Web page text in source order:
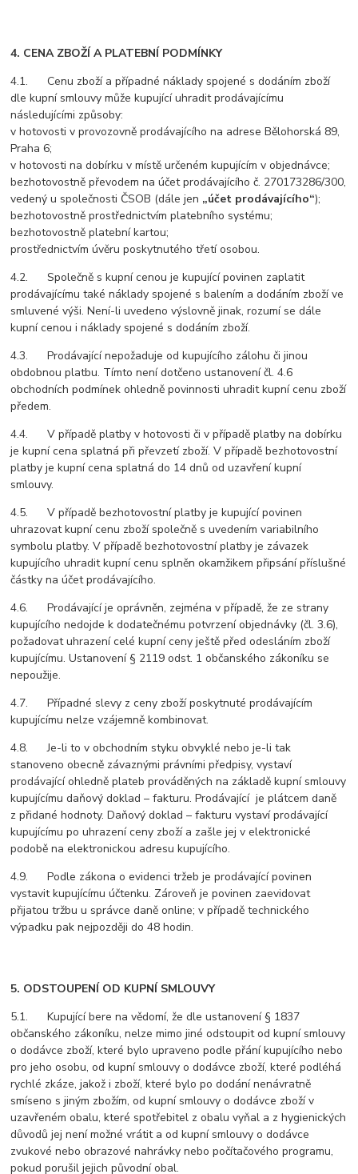
4. CENA ZBOŽÍ A PLATEBNÍ PODMÍNKY
4.1. Cenu zboží a případné náklady spojené s dodáním zboží
dle kupní smlouvy může kupující uhradit prodávajícímu
následujícími způsoby:
v hotovosti v provozovně prodávajícího na adrese Bělohorská 89,
Praha 6;
v hotovosti na dobírku v místě určeném kupujícím v objednávce;
bezhotovostně převodem na účet prodávajícího č. 270173286/300,
vedený u společnosti ČSOB (dále jen „účet prodávajícího“);
bezhotovostně prostřednictvím platebního systému;
bezhotovostně platební kartou;
prostřednictvím úvěru poskytnutého třetí osobou.
4.2. Společně s kupní cenou je kupující povinen zaplatit
prodávajícímu také náklady spojené s balením a dodáním zboží ve
smluvené výši. Není-li uvedeno výslovně jinak, rozumí se dále
kupní cenou i náklady spojené s dodáním zboží.
4.3. Prodávající nepožaduje od kupujícího zálohu či jinou
obdobnou platbu. Tímto není dotčeno ustanovení čl. 4.6
obchodních podmínek ohledně povinnosti uhradit kupní cenu zboží
předem.
4.4. V případě platby v hotovosti či v případě platby na dobírku
je kupní cena splatná při převzetí zboží. V případě bezhotovostní
platby je kupní cena splatná do 14 dnů od uzavření kupní
smlouvy.
4.5. V případě bezhotovostní platby je kupující povinen
uhrazovat kupní cenu zboží společně s uvedením variabilního
symbolu platby. V případě bezhotovostní platby je závazek
kupujícího uhradit kupní cenu splněn okamžikem připsání příslušné
částky na účet prodávajícího.
4.6. Prodávající je oprávněn, zejména v případě, že ze strany
kupujícího nedojde k dodatečnému potvrzení objednávky (čl. 3.6),
požadovat uhrazení celé kupní ceny ještě před odesláním zboží
kupujícímu. Ustanovení § 2119 odst. 1 občanského zákoníku se
nepoužije.
4.7. Případné slevy z ceny zboží poskytnuté prodávajícím
kupujícímu nelze vzájemně kombinovat.
4.8. Je-li to v obchodním styku obvyklé nebo je-li tak
stanoveno obecně závaznými právními předpisy, vystaví
prodávající ohledně plateb prováděných na základě kupní smlouvy
kupujícímu daňový doklad – fakturu. Prodávající je plátcem daně
z přidané hodnoty. Daňový doklad – fakturu vystaví prodávající
kupujícímu po uhrazení ceny zboží a zašle jej v elektronické
podobě na elektronickou adresu kupujícího.
4.9. Podle zákona o evidenci tržeb je prodávající povinen
vystavit kupujícímu účtenku. Zároveň je povinen zaevidovat
přijatou tržbu u správce daně online; v případě technického
výpadku pak nejpozději do 48 hodin.
5. ODSTOUPENÍ OD KUPNÍ SMLOUVY
5.1. Kupující bere na vědomí, že dle ustanovení § 1837
občanského zákoníku, nelze mimo jiné odstoupit od kupní smlouvy
o dodávce zboží, které bylo upraveno podle přání kupujícího nebo
pro jeho osobu, od kupní smlouvy o dodávce zboží, které podléhá
rychlé zkáze, jakož i zboží, které bylo po dodání nenávratně
smíseno s jiným zbožím, od kupní smlouvy o dodávce zboží v
uzavřeném obalu, které spotřebitel z obalu vyňal a z hygienických
důvodů jej není možné vrátit a od kupní smlouvy o dodávce
zvukové nebo obrazové nahrávky nebo počítačového programu,
pokud porušil jejich původní obal.